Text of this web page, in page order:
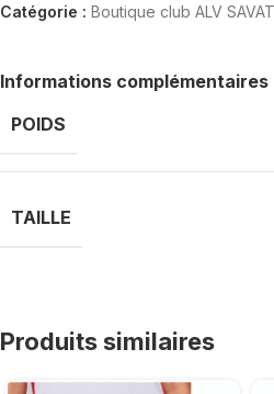
Catégorie : Boutique club ALV
Informations complémentaires
POIDS
TAILLE
Produits similaires